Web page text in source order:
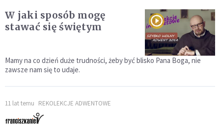
W jaki sposób mogę
stawać się świętym
Mamy na co dzień duże trudności, żeby być blisko Pana Boga, nie
zawsze nam się to udaje.
11 lat temu REKOLEKCJE ADWENTOWE